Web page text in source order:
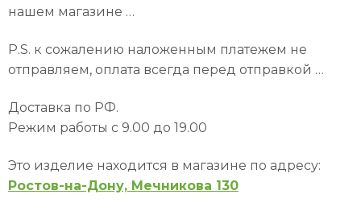
нашем магазине …
P.S. к сожалению наложенным платежем не
отправляем, оплата всегда перед отправкой …
Доставка по РФ.
Режим работы с 9.00 до 19.00
Это изделие находится в магазине по адресу:
Ростов-на-Дону, Мечникова 130